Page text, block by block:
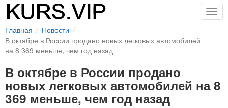
Главная
Новости
В октябре в России продано новых легковых автомобилей
на 8 369 меньше, чем год назад
В октябре в России продано
новых легковых автомобилей на 8
369 меньше, чем год назад